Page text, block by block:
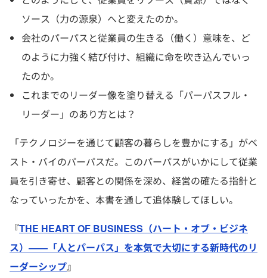
ソース（力の源泉）へと変えたのか。
会社のパーパスと従業員の生きる（働く）意味を、ど
のように力強く結び付け、組織に命を吹き込んでいっ
たのか。
これまでのリーダー像を塗り替える「パーパスフル・
リーダー」のあり方とは？
「テクノロジーを通じて顧客の暮らしを豊かにする」がベ
スト・バイのパーパスだ。このパーパスがいかにして従業
員を引き寄せ、顧客との関係を深め、経営の確たる指針と
なっていったかを、本書を通して追体験してほしい。
『THE HEART OF BUSINESS（ハート・オブ・ビジネ
ス）――「人とパーパス」を本気で大切にする新時代のリ
ーダーシップ』